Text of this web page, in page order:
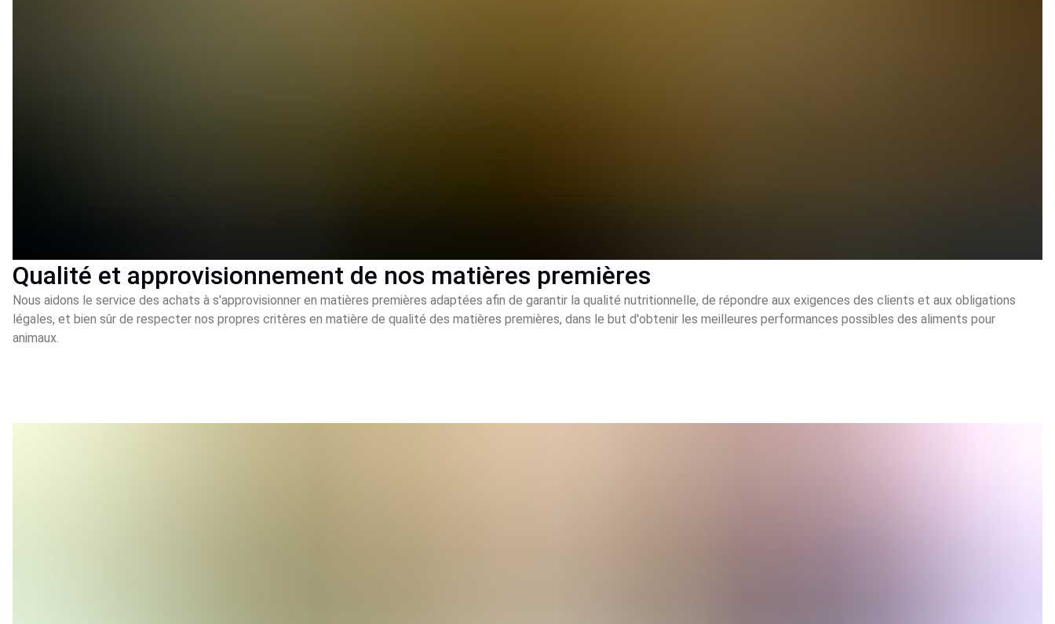
Qualité et approvisionnement de nos matières premières
Nous aidons le service des achats à s'approvisionner en matières premières adaptées afin de garantir la qualité nutritionnelle, de répondre aux exigences des clients et aux obligations
légales, et bien sûr de respecter nos propres critères en matière de qualité des matières premières, dans le but d'obtenir les meilleures performances possibles des aliments pour
animaux.